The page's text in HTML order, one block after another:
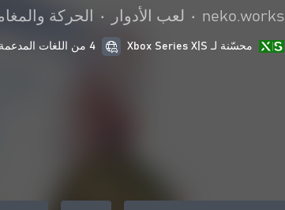
neko.works
• لعب الأدوار • الحركة
محسّنة لـ Xbox Series X|S 4 من اللغات المدعمة